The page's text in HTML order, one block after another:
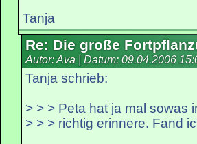
Tanja
Re: Die große
Autor: Ava | Datum: 09.04.2006
Tanja schrieb:
> > > Peta hat ja mal sowas
> > > richtig erinnere. Fand